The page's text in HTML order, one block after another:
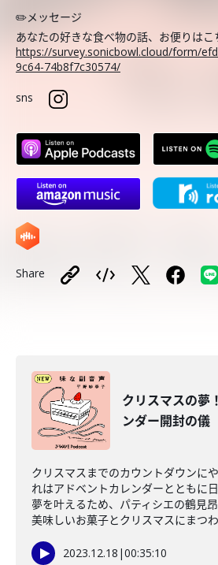
✏️メッセージ
あなたの好きな食べ物の話、お便りはこ
https://survey.sonicbowl.cloud/form/
9c64-74b8f7c30574/
sns
Share
クリスマスの夢
ンダー開封の儀
クリスマスまでのカウントダウンに
れはアドベントカレンダーとともに
夢を叶えるため、パティシエの鶴見
美味しいお菓子とクリスマスにまつ
2023.12.18 |00:35:10